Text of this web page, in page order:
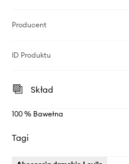
Producent
ID Produktu
Skład
100 % Bawełna
Tagi